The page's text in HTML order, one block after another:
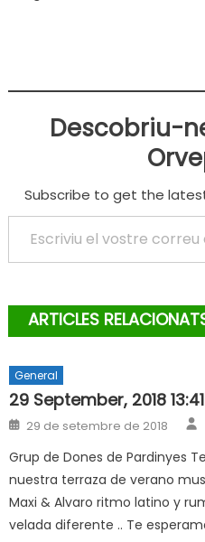
Descobriu-
Subscribe to get the
Escriviu el vostre correu electrònic…
ARTICLES
General
29 September, 2018 13:41
Posted
on
29 de setembre de 2018
Grup de Dones de Pardinyes
nuestra terraza de verano
Maxi & Alvaro ritmo latino y
velada diferente .. Te